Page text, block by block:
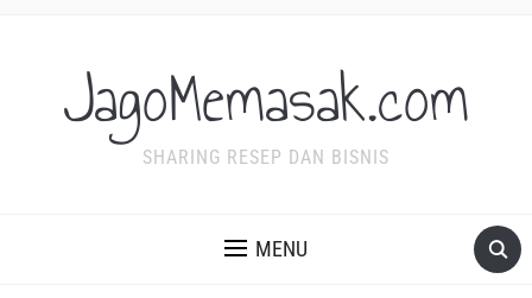
JagoMemasak.com
SHARING RESEP DAN BISNIS
MENU